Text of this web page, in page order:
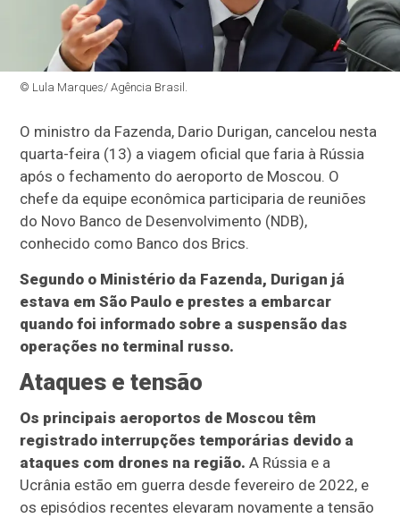
© Lula Marques/ Agência Brasil.
O ministro da Fazenda, Dario Durigan, cancelou nesta
quarta-feira (13) a viagem oficial que faria à Rússia
após o fechamento do aeroporto de Moscou. O
chefe da equipe econômica participaria de reuniões
do Novo Banco de Desenvolvimento (NDB),
conhecido como Banco dos Brics.
Segundo o Ministério da Fazenda, Durigan já
estava em São Paulo e prestes a embarcar
quando foi informado sobre a suspensão das
operações no terminal russo.
Ataques e tensão
Os principais aeroportos de Moscou têm
registrado interrupções temporárias devido a
ataques com drones na região. A Rússia e a
Ucrânia estão em guerra desde fevereiro de 2022, e
os episódios recentes elevaram novamente a tensão